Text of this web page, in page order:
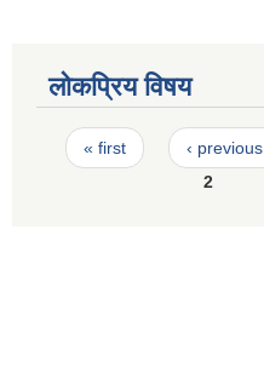
लोकप्रिय विषय
Pages
« first ‹ previous
2